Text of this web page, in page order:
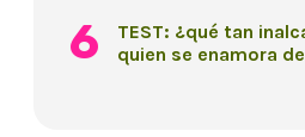
TEST: ¿qué tan
quien se enamora